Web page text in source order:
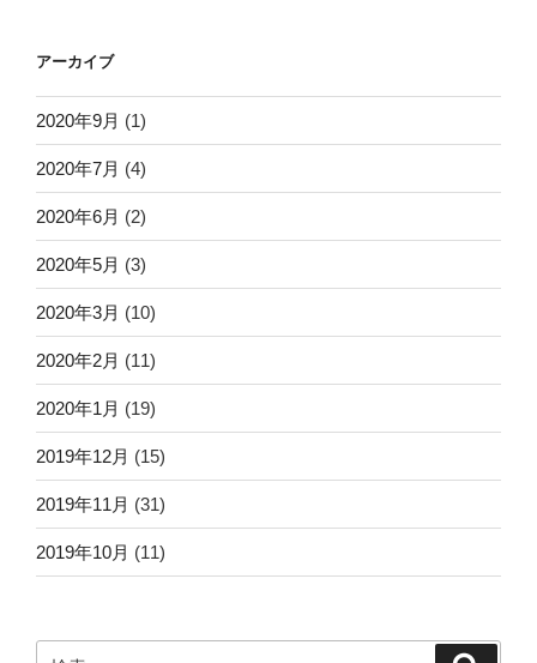
アーカイブ
2020年9月 (1)
2020年7月 (4)
2020年6月 (2)
2020年5月 (3)
2020年3月 (10)
2020年2月 (11)
2020年1月 (19)
2019年12月 (15)
2019年11月 (31)
2019年10月 (11)